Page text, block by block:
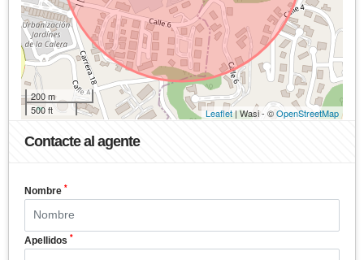
200 m
500 ft
Leaflet | Wasi - ©OpenStreetMap
Contacte al agente
Nombre *
Apellidos *